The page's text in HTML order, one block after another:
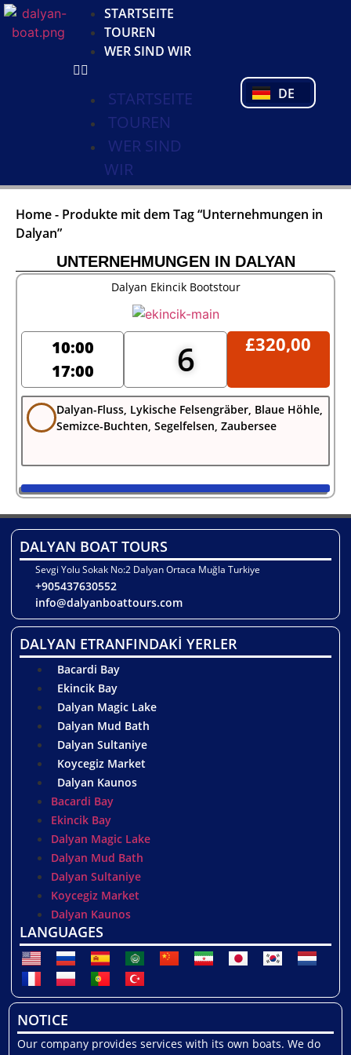
STARTSEITE
TOUREN
WER SIND WIR
STARTSEITE
TOUREN
WER SIND
WIR
DE
PT
TR
Home- Produkte mit dem Tag “Unternehmungen in
Dalyan”
UNTERNEHMUNGEN IN DALYAN
Dalyan Ekincik Bootstour
10:00
17:00
6 £320,00
Dalyan-Fluss, Lykische Felsengräber, Blaue Höhle,
Semizce-Buchten, Segelfelsen, Zaubersee
DALYAN BOAT TOURS
Sevgi Yolu Sokak No:2 Dalyan Ortaca Muğla Turkiye
+905437630552
info@dalyanboattours.com
DALYAN ETRANFINDAKİ YERLER
Bacardi Bay
Ekincik Bay
Dalyan Magic Lake
Dalyan Mud Bath
Dalyan Sultaniye
Koycegiz Market
Dalyan Kaunos
Bacardi Bay
Ekincik Bay
Dalyan Magic Lake
Dalyan Mud Bath
Dalyan Sultaniye
Koycegiz Market
Dalyan Kaunos
LANGUAGES
NOTICE
Our company provides services with its own boats. We do